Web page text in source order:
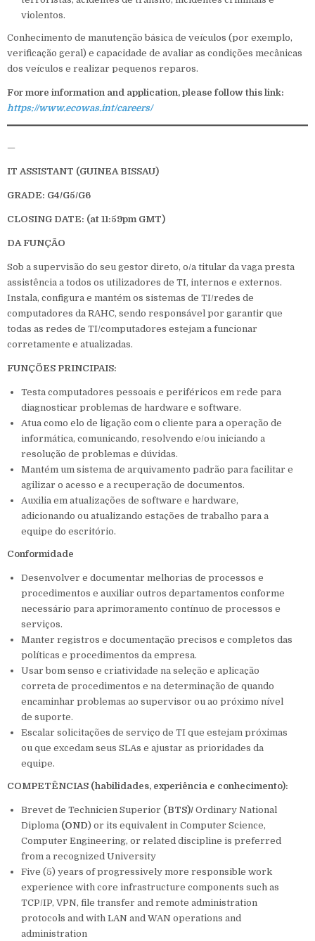
violentos.
Conhecimento de manutenção básica de veículos (por exemplo,
verificação geral) e capacidade de avaliar as condições mecânicas
dos veículos e realizar pequenos reparos.
For more information and application, please follow this link:
https://www.ecowas.int/careers/
—
IT ASSISTANT (GUINEA BISSAU)
GRADE: G4/G5/G6
CLOSING DATE: (at 11:59pm GMT)
DA FUNÇÃO
Sob a supervisão do seu gestor direto, o/a titular da vaga presta
assistência a todos os utilizadores de TI, internos e externos.
Instala, configura e mantém os sistemas de TI/redes de
computadores da RAHC, sendo responsável por garantir que
todas as redes de TI/computadores estejam a funcionar
corretamente e atualizadas.
FUNÇÕES PRINCIPAIS:
Testa computadores pessoais e periféricos em rede para
diagnosticar problemas de hardware e software.
Atua como elo de ligação com o cliente para a operação de
informática, comunicando, resolvendo e/ou iniciando a
resolução de problemas e dúvidas.
Mantém um sistema de arquivamento padrão para facilitar e
agilizar o acesso e a recuperação de documentos.
Auxilia em atualizações de software e hardware,
adicionando ou atualizando estações de trabalho para a
equipe do escritório.
Conformidade
Desenvolver e documentar melhorias de processos e
procedimentos e auxiliar outros departamentos conforme
necessário para aprimoramento contínuo de processos e
serviços.
Manter registros e documentação precisos e completos das
políticas e procedimentos da empresa.
Usar bom senso e criatividade na seleção e aplicação
correta de procedimentos e na determinação de quando
encaminhar problemas ao supervisor ou ao próximo nível
de suporte.
Escalar solicitações de serviço de TI que estejam próximas
ou que excedam seus SLAs e ajustar as prioridades da
equipe.
COMPETÊNCIAS (habilidades, experiência e conhecimento):
Brevet de Technicien Superior (BTS)/ Ordinary National
Diploma (OND) or its equivalent in Computer Science,
Computer Engineering, or related discipline is preferred
from a recognized University
Five (5) years of progressively more responsible work
experience with core infrastructure components such as
TCP/IP, VPN, file transfer and remote administration
protocols and with LAN and WAN operations and
administration